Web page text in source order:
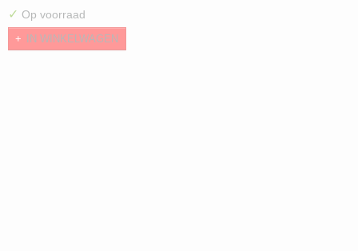
✓ Op voorraad
IN WINKELWAGEN